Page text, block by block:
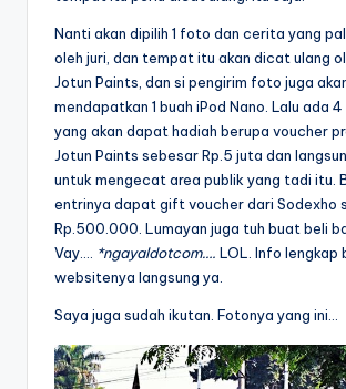
Nanti akan dipilih 1 foto dan cerita yang
oleh juri, dan tempat itu akan dicat ulang
Jotun Paints, dan si pengirim foto juga
mendapatkan 1 buah iPod Nano. Lalu ada
yang akan dapat hadiah berupa voucher
Jotun Paints sebesar Rp.5 juta dan
untuk mengecat area publik yang tadi itu.
entrinya dapat gift voucher dari Sodexho
Rp.500.000. Lumayan juga tuh buat beli
Vay….
*ngayaldotcom…. LOL. Info lengkap
websitenya langsung ya.
Saya juga sudah ikutan. Fotonya yang ini…